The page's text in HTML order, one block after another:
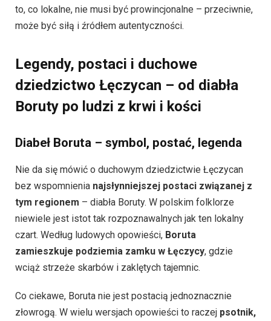
to, co lokalne, nie musi być prowincjonalne – przeciwnie,
może być siłą i źródłem autentyczności.
Legendy, postaci i duchowe
dziedzictwo Łęczycan – od diabła
Boruty po ludzi z krwi i kości
Diabeł Boruta – symbol, postać, legenda
Nie da się mówić o duchowym dziedzictwie Łęczycan
bez wspomnienia najsłynniejszej postaci związanej z
tym regionem – diabła Boruty. W polskim folklorze
niewiele jest istot tak rozpoznawalnych jak ten lokalny
czart. Według ludowych opowieści, Boruta
zamieszkuje podziemia zamku w Łęczycy, gdzie
wciąż strzeże skarbów i zaklętych tajemnic.
Co ciekawe, Boruta nie jest postacią jednoznacznie
złowrogą. W wielu wersjach opowieści to raczej psotnik,